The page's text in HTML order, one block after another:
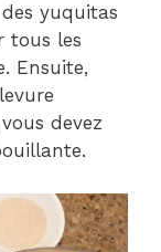
yuquitas
tous les
Ensuite,
devez